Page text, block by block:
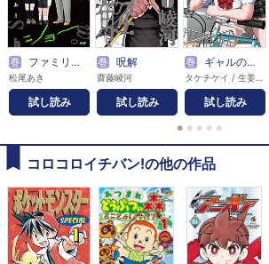
巻 ファミリー・ショー
松尾あき
試し読み
巻 呪解
齋藤崚河
試し読み
巻 ギャルの自転車を直したら懐かれた
試し読み
● ● ● ● ●
コロコロイチバン!の他の作品